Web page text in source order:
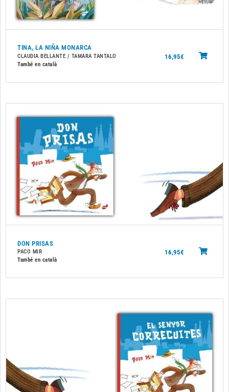
TINA, LA NIÑA MONARCA
CLAUDIA BELLANTE / TAMARA TANTALO
També en català
16,95€
DON PRISAS
PACO MIR
També en català
16,95€